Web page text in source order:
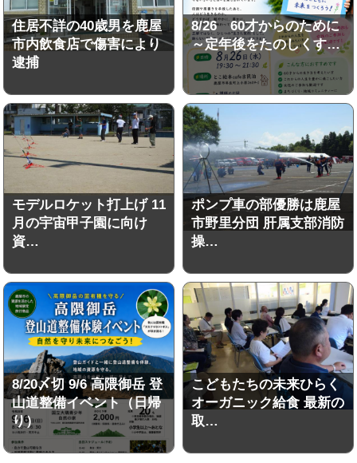
住居不詳の40歳男を鹿屋
市内飲食店で傷害により
逮捕
8/26 60才からのために
～定年後をたのしくす…
モデルロケット打上げ 11
月の宇宙甲子園に向け
資…
ポンプ車の部優勝は鹿屋
市野里分団 肝属支部消防
操…
8/20〆切 9/6 高隈御岳 登
山道整備イベント（日帰
り）
こどもたちの未来ひらく
オーガニック給食 最新の
取…